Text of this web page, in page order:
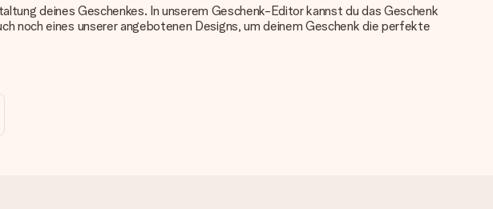
deines Geschenkes. In unserem Geschenk-Editor kannst du das Geschenk
noch eines unserer angebotenen Designs, um deinem Geschenk die perfekte
hochwertige Fotos zu verwenden. Wenn du dir nicht sicher bist, ob dein Bild die